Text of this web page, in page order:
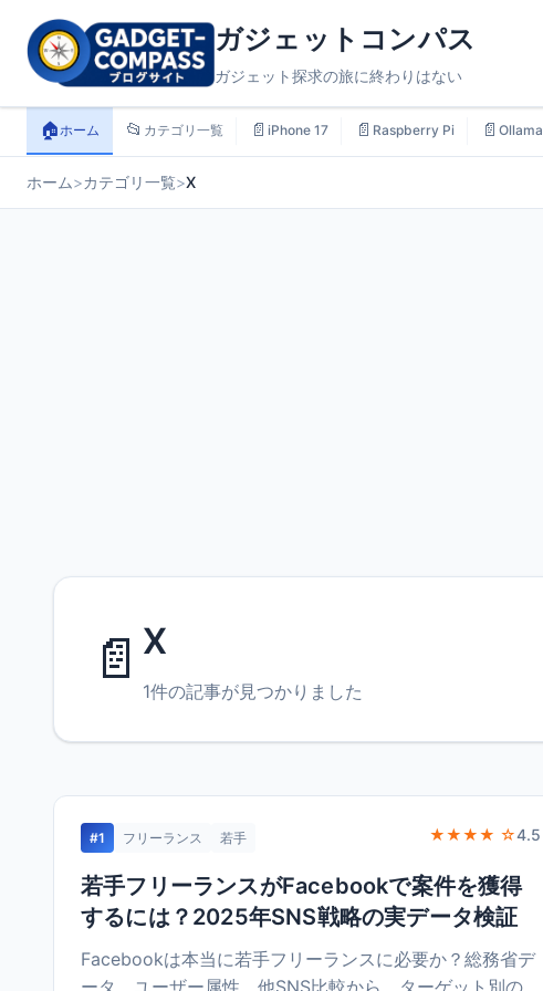
ガジェットコンパス
ガジェット探求の旅に終わりはない
🏠ホーム 📂 カテゴリ一覧 📄 iPhone 17 📄 Raspberry Pi 📄 Ollama
ホーム>カテゴリ一覧>X
📄 X
1件の記事が見つかりました
#1 フリーランス 若手 ★★★★ ☆4.5
若手フリーランスがFacebookで案件を獲得
するには？2025年SNS戦略の実データ検証
Facebookは本当に若手フリーランスに必要か？総務省デ
ータ、ユーザー属性、他SNS比較から、ターゲット別の